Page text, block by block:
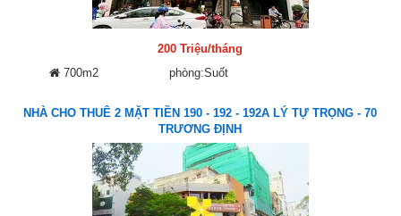
200 Triệu/tháng
700m2
phòng:Suốt
NHÀ CHO THUÊ 2 MẶT TIỀN 190 - 192 - 192A LÝ TỰ TRỌNG - 70
TRƯƠNG ĐỊNH